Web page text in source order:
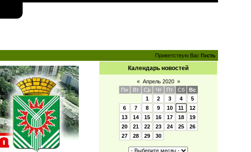
Приветствую Вас Гость
Календарь новостей
« Апрель 2020 »
Пн
Вт Ср Чт Пт Сб
Вс
1
2 3 4
5
6
7 8 9 10 11
12
13
14 15 16 17 18
19
20
21 22 23 24 25
26
27
28 29 30